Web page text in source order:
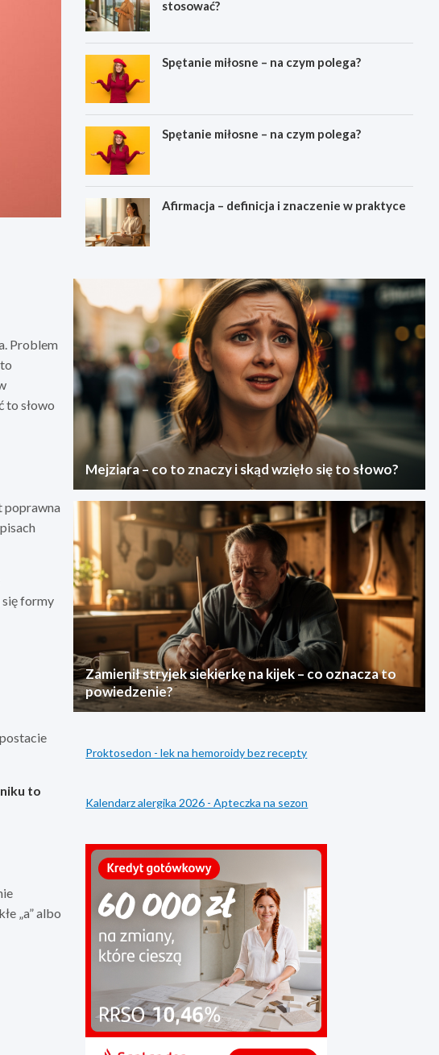
Problem
to słowo
poprawna
się formy
to
„a” albo
stosować?
Spętanie miłosne – na czym polega?
Spętanie miłosne – na czym polega?
Afirmacja – definicja i znaczenie w praktyce
Mejziara – co to znaczy i skąd wzięło się to słowo?
Zamienił stryjek siekierkę na kijek – co oznacza to
powiedzenie?
Proktosedon - lek na hemoroidy bez recepty
Kalendarz alergika 2026 - Apteczka na sezon